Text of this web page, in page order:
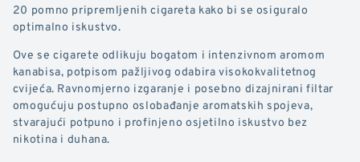
20 pomno pripremljenih cigareta kako bi se osiguralo
optimalno iskustvo.
Ove se cigarete odlikuju bogatom i intenzivnom aromom
kanabisa, potpisom pažljivog odabira visokokvalitetnog
cvijeća. Ravnomjerno izgaranje i posebno dizajnirani filtar
omogućuju postupno oslobađanje aromatskih spojeva,
stvarajući potpuno i profinjeno osjetilno iskustvo bez
nikotina i duhana.